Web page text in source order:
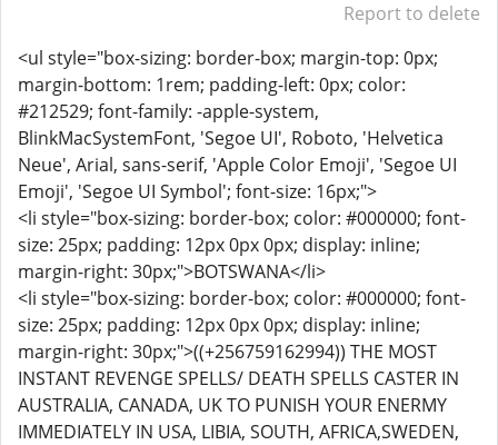
Report to delete
<ul style="box-sizing: border-box; margin-top: 0px;
margin-bottom: 1rem; padding-left: 0px; color:
#212529; font-family: -apple-system,
BlinkMacSystemFont, 'Segoe UI', Roboto, 'Helvetica
Neue', Arial, sans-serif, 'Apple Color Emoji', 'Segoe UI
Emoji', 'Segoe UI Symbol'; font-size: 16px;">
<li style="box-sizing: border-box; color: #000000; font-
size: 25px; padding: 12px 0px 0px; display: inline;
margin-right: 30px;">BOTSWANA</li>
<li style="box-sizing: border-box; color: #000000; font-
size: 25px; padding: 12px 0px 0px; display: inline;
margin-right: 30px;">((+256759162994)) THE MOST
INSTANT REVENGE SPELLS/ DEATH SPELLS CASTER IN
AUSTRALIA, CANADA, UK TO PUNISH YOUR ENERMY
IMMEDIATELY IN USA, LIBIA, SOUTH, AFRICA,SWEDEN,